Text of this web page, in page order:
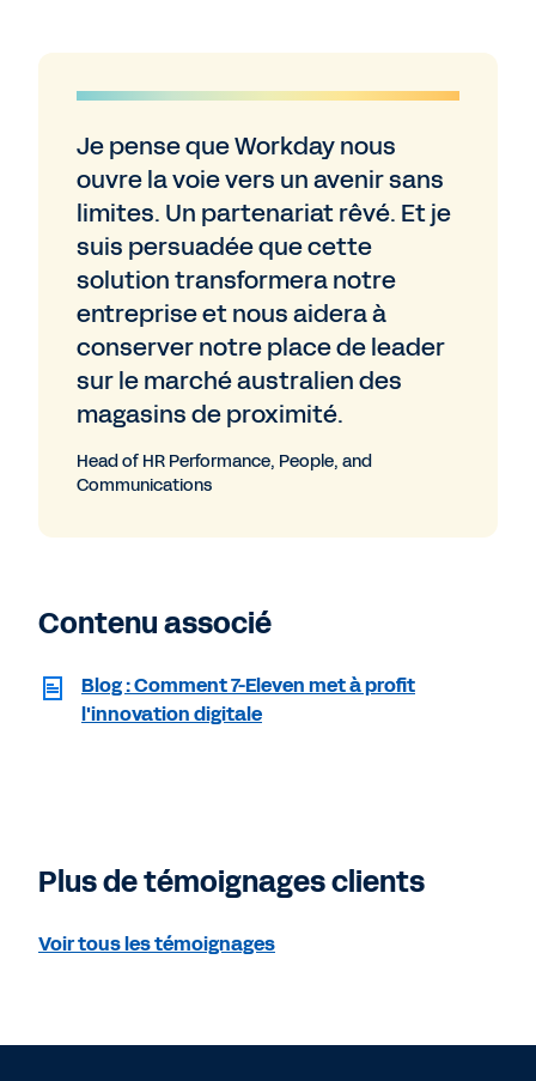
Je pense que Workday nous
ouvre la voie vers un avenir sans
limites. Un partenariat rêvé. Et je
suis persuadée que cette
solution transformera notre
entreprise et nous aidera à
conserver notre place de leader
sur le marché australien des
magasins de proximité.
Head of HR Performance, People, and
Communications
Contenu associé
Blog : Comment 7-Eleven met à profit
l'innovation digitale
Plus de témoignages clients
Voir tous les témoignages